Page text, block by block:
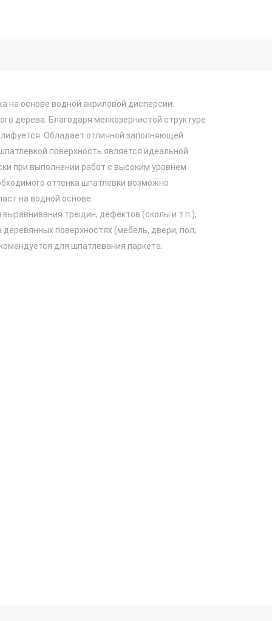
на основе водной акриловой дисперсии.
дерева. Благодаря мелкозернистой структуре
Обладает отличной заполняющей
поверхность является идеальной
при выполнении работ с высоким уровнем
оттенка шпатлевки возможно
на водной основе.
трещин, дефектов (сколы и т.п.),
поверхностях (мебель, двери, пол,
для шпатлевания паркета.